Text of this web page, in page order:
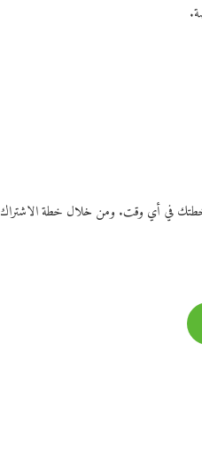
خطتك في أي وقت. ومن خلال خطة الاشتراك